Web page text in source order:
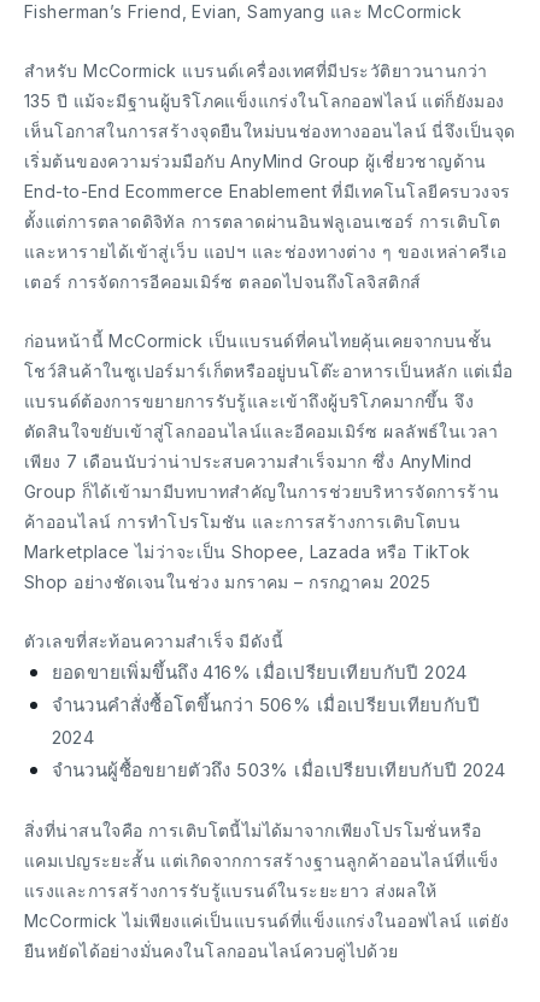
Fisherman’s Friend, Evian, Samyang และ McCormick
สำหรับ McCormick แบรนด์เครื่องเทศที่มีประวัติยาวนานกว่า
135 ปี แม้จะมีฐานผู้บริโภคแข็งแกร่งในโลกออฟไลน์ แต่ก็ยังมอง
เห็นโอกาสในการสร้างจุดยืนใหม่บนช่องทางออนไลน์ นี่จึงเป็นจุด
เริ่มต้นของความร่วมมือกับ AnyMind Group ผู้เชี่ยวชาญด้าน
End-to-End Ecommerce Enablement ที่มีเทคโนโลยีครบวงจร
ตั้งแต่การตลาดดิจิทัล การตลาดผ่านอินฟลูเอนเซอร์ การเติบโต
และหารายได้เข้าสู่เว็บ แอปฯ และช่องทางต่าง ๆ ของเหล่าครีเอ
เตอร์ การจัดการอีคอมเมิร์ซ ตลอดไปจนถึงโลจิสติกส์
ก่อนหน้านี้ McCormick เป็นแบรนด์ที่คนไทยคุ้นเคยจากบนชั้น
โชว์สินค้าในซูเปอร์มาร์เก็ตหรืออยู่บนโต๊ะอาหารเป็นหลัก แต่เมื่อ
แบรนด์ต้องการขยายการรับรู้และเข้าถึงผู้บริโภคมากขึ้น จึง
ตัดสินใจขยับเข้าสู่โลกออนไลน์และอีคอมเมิร์ซ ผลลัพธ์ในเวลา
เพียง 7 เดือนนับว่าน่าประสบความสำเร็จมาก ซึ่ง AnyMind
Group ก็ได้เข้ามามีบทบาทสำคัญในการช่วยบริหารจัดการร้าน
ค้าออนไลน์ การทำโปรโมชัน และการสร้างการเติบโตบน
Marketplace ไม่ว่าจะเป็น Shopee, Lazada หรือ TikTok
Shop อย่างชัดเจนในช่วง มกราคม – กรกฎาคม 2025
ตัวเลขที่สะท้อนความสำเร็จ มีดังนี้
ยอดขายเพิ่มขึ้นถึง 416% เมื่อเปรียบเทียบกับปี 2024
จำนวนคำสั่งซื้อโตขึ้นกว่า 506% เมื่อเปรียบเทียบกับปี
2024
จำนวนผู้ซื้อขยายตัวถึง 503% เมื่อเปรียบเทียบกับปี 2024
สิ่งที่น่าสนใจคือ การเติบโตนี้ไม่ได้มาจากเพียงโปรโมชั่นหรือ
แคมเปญระยะสั้น แต่เกิดจากการสร้างฐานลูกค้าออนไลน์ที่แข็ง
แรงและการสร้างการรับรู้แบรนด์ในระยะยาว ส่งผลให้
McCormick ไม่เพียงแค่เป็นแบรนด์ที่แข็งแกร่งในออฟไลน์ แต่ยัง
ยืนหยัดได้อย่างมั่นคงในโลกออนไลน์ควบคู่ไปด้วย